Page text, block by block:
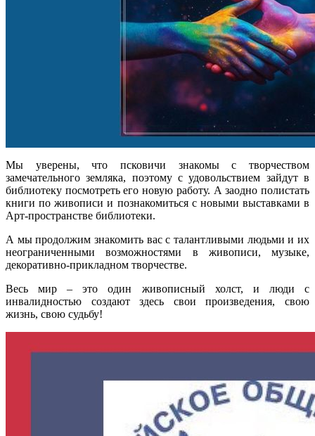
Мы уверены, что псковичи знакомы с творчеством
замечательного земляка, поэтому с удовольствием зайдут в
библиотеку посмотреть его новую работу. А заодно полистать
книги по живописи и познакомиться с новыми выставками в
Арт-пространстве библиотеки.
А мы продолжим знакомить вас с талантливыми людьми и их
неограниченными возможностями в живописи, музыке,
декоративно-прикладном творчестве.
Весь мир – это один живописный холст, и люди с
инвалидностью создают здесь свои произведения, свою
жизнь, свою судьбу!